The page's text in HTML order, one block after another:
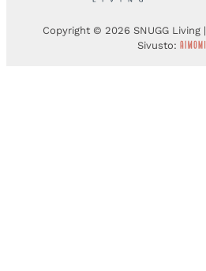
Copyright © 2026 SNUGG Living
Sivusto: